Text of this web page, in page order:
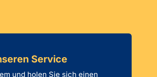
Service
und holen Sie sich einen